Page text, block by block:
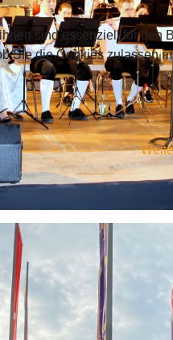
sind essenziell für
Sie die Cookies zulassen